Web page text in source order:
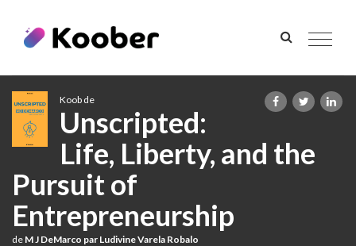
Toggle
Koob de
Unscripted:
Life, Liberty, and the
Pursuit of
Entrepreneurship
de M J DeMarco par Ludivine Varela Robalo